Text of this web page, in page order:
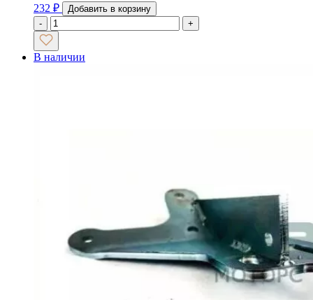
232 ₽
Добавить в корзину
-
+
В наличии